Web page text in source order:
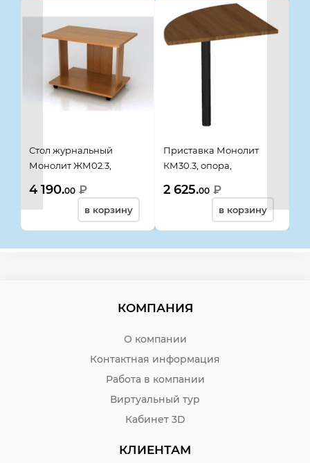
Стол журнальный
Монолит ЖМ02.3,
гварнери
4 190.00 ₽
в корзину
Приставка Монолит
КМ30.3, опора,
гварнери
2 625.00 ₽
в корзину
КОМПАНИЯ
О компании
Контактная информация
Работа в компании
Виртуальный тур
Кабинет 3D
КЛИЕНТАМ